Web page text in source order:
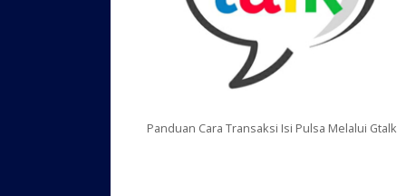
Panduan Cara Transaksi Isi Pulsa Melalui Gtalk